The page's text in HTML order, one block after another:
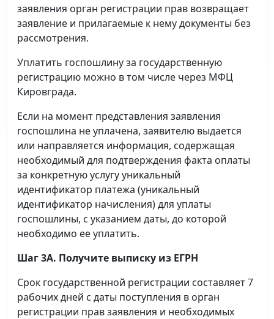
заявления орган регистрации прав возвращает
заявление и прилагаемые к нему документы без
рассмотрения.
Уплатить госпошлину за государственную
регистрацию можно в том числе через МФЦ
Кировграда.
Если на момент представления заявления
госпошлина не уплачена, заявителю выдается
или направляется информация, содержащая
необходимый для подтверждения факта оплаты
за конкретную услугу уникальный
идентификатор платежа (уникальный
идентификатор начисления) для уплаты
госпошлины, с указанием даты, до которой
необходимо ее уплатить.
Шаг 3А. Получите выписку из ЕГРН
Срок государственной регистрации составляет 7
рабочих дней с даты поступления в орган
регистрации прав заявления и необходимых